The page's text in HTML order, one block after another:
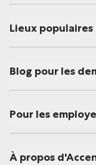
Lieux populaires
Blog pour les
Pour les
À propos